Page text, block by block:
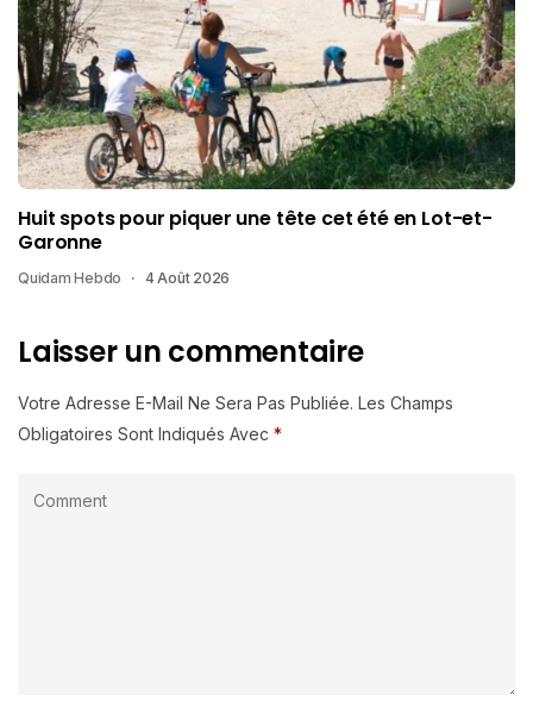
Huit spots pour piquer une tête cet été en Lot-et-
Garonne
Quidam Hebdo 4 Août 2026
Laisser un commentaire
Votre Adresse E-Mail Ne Sera Pas Publiée. Les Champs
Obligatoires Sont Indiqués Avec *